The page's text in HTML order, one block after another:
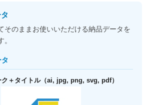
そのままお使いいただける納品データを
ク＋タイトル（ai, jpg, png, svg, pdf）